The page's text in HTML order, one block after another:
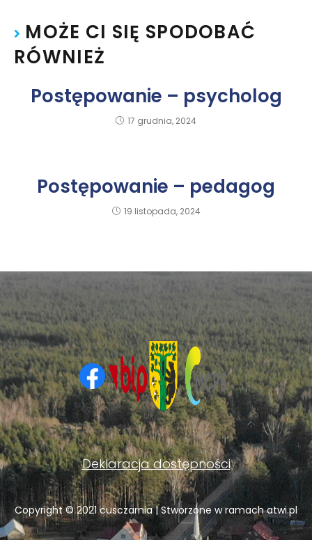
MOŻE CI SIĘ SPODOBAĆ
RÓWNIEŻ
Postępowanie – psycholog
17 grudnia, 2024
Postępowanie – pedagog
19 listopada, 2024
Deklaracja dostępności
Copyright © 2021 cusczarnia | Stworzone w ramachatwi.pl